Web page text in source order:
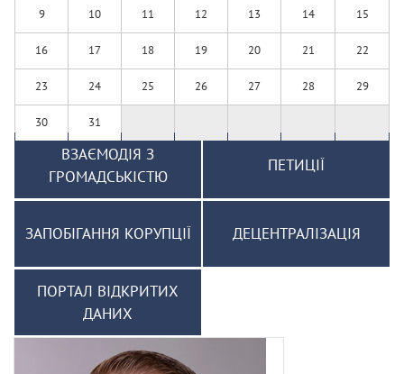
9 10 11 12 13 14 15
16 17 18 19 20 21 22
23 24 25 26 27 28 29
30 31
ВЗАЄМОДІЯ З
ГРОМАДСЬКІСТЮ
ПЕТИЦІЇ
ЗАПОБІГАННЯ КОРУПЦІЇ ДЕЦЕНТРАЛІЗАЦІЯ
ПОРТАЛ ВІДКРИТИХ
ДАНИХ